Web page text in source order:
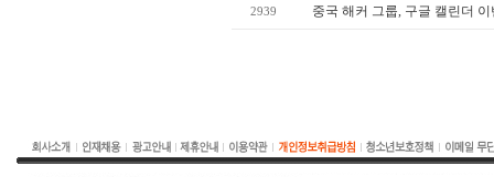
2939 중국 해커 그룹, 구글 캘린더 이